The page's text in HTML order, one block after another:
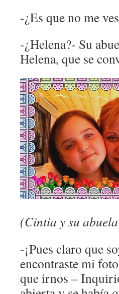
-¿Es que no me
-¿Helena?- Su
Helena, que se
(Cintia y su
-¡Pues claro que
encontraste mi
que irnos –